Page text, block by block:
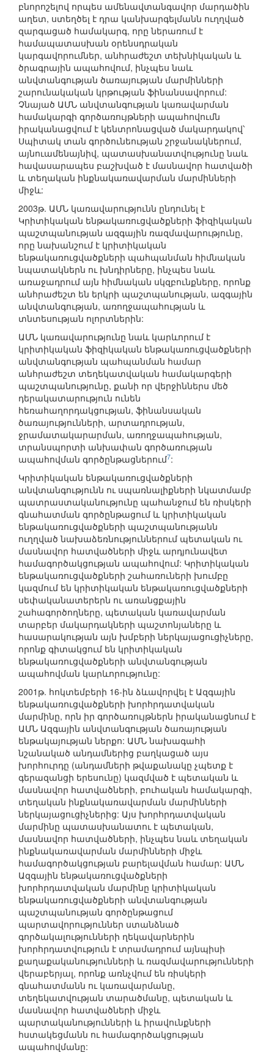
բնորոշելով որպես ամենավտանգավոր մարդածին
աղետ, ստեղծել է դրա կանխարգելմանն ուղղված
զարգացած համակարգ, որը ներառում է
համապատասխան օրենսդրական
կարգավորումներ, անհրաժեշտ տեխնիկական և
ծրագրային ապահովում, ինչպես նաև
անվտանգության ծառայության մարմինների
շարունակական կրթության ֆինանսավորում:
Չնայած ԱՄՆ անվտանգության կառավարման
համակարգի գործառույթների ապահովումն
իրականացվում է կենտրոնացված մակարդակով՝
Սպիտակ տան գործունեության շրջանակներում,
այնուամենայնիվ, պատասխանատվությունը նաև
հավասարապես բաշխված է մասնավոր հատվածի
և տեղական ինքնակառավարման մարմինների
միջև:
2003թ. ԱՄՆ կառավարությունն ընդունել է
Կրիտիկական ենթակառուցվածքների ֆիզիկական
պաշտպանության ազգային ռազմավարությունը,
որը նախանշում է կրիտիկական
ենթակառուցվածքների պահպանման հիմնական
նպատակներն ու խնդիրները, ինչպես նաև
առաջադրում այն հիմնական սկզբունքները, որոնք
անհրաժեշտ են երկրի պաշտպանության, ազգային
անվտանգության, առողջապահության և
տնտեսության ոլորտներին:
ԱՄՆ կառավարությունը նաև կարևորում է
կրիտիկական ֆիզիկական ենթակառուցվածքների
անվտանգության պահպանման համար
անհրաժեշտ տեղեկատվական համակարգերի
պաշտպանությունը, քանի որ վերջիններս մեծ
դերակատարություն ունեն
հեռահաղորդակցության, ֆինանսական
ծառայությունների, արտադրության,
ջրամատակարարման, առողջապահության,
տրանսպորտի անխափան գործառության
ապահովման գործընթացներում7:
Կրիտիկական ենթակառուցվածքների
անվտանգությունն ու սպառնալիքների նկատմամբ
պատրաստականությունը պահանջում են ռիսկերի
գնահատման գործընթացում և կրիտիկական
ենթակառուցվածքների պաշտպանությանն
ուղղված նախաձեռնություններում պետական ու
մասնավոր հատվածների միջև արդյունավետ
համագործակցության ապահովում: Կրիտիկական
ենթակառուցվածքների շահառուների խումբը
կազմում են կրիտիկական ենթակառուցվածքների
սեփականատերերն ու առանցքային
շահագործողները, պետական կառավարման
տարբեր մակարդակների պաշտոնյաները և
հասարակության այն խմբերի ներկայացուցիչները,
որոնք գիտակցում են կրիտիկական
ենթակառուցվածքների անվտանգության
ապահովման կարևորությունը:
2001թ. հոկտեմբերի 16-ին ձևավորվել է Ազգային
ենթակառուցվածքների խորհրդատվական
մարմինը, որն իր գործառույթներն իրականացնում է
ԱՄՆ Ազգային անվտանգության ծառայության
ենթակայության ներքո: ԱՄՆ նախագահի
նշանակած անդամներից բաղկացած այս
խորհուրդը (անդամների թվաքանակը չպետք է
գերազանցի երեսունը) կազմված է պետական և
մասնավոր հատվածների, բուհական համակարգի,
տեղական ինքնակառավարման մարմինների
ներկայացուցիչներից: Այս խորհրդատվական
մարմինը պատասխանատու է պետական,
մասնավոր հատվածների, ինչպես նաև տեղական
ինքնակառավարման մարմինների միջև
համագործակցության բարելավման համար: ԱՄՆ
Ազգային ենթակառուցվածքների
խորհրդատվական մարմինը կրիտիկական
ենթակառուցվածքների անվտանգության
պաշտպանության գործընթացում
պարտավորություններ ստանձնած
գործակալությունների ղեկավարներին
խորհրդատվություն է տրամադրում այնպիսի
քաղաքականությունների և ռազմավարությունների
վերաբերյալ, որոնք առնչվում են ռիսկերի
գնահատմանն ու կառավարմանը,
տեղեկատվության տարածմանը, պետական և
մասնավոր հատվածների միջև
պարտականությունների և իրավունքների
հստակեցմանն ու համագործակցության
ապահովմանը: